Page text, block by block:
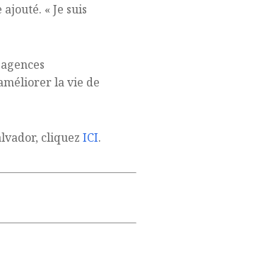
« Je suis
la vie de
cliquez ICI.